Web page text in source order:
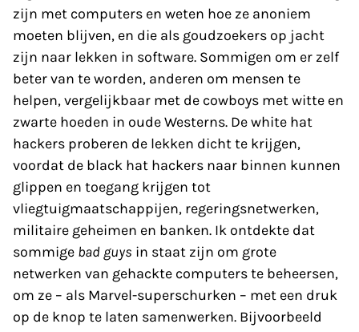
zijn met computers en weten hoe ze anoniem
moeten blijven, en die als goudzoekers op jacht
zijn naar lekken in software. Sommigen om er zelf
beter van te worden, anderen om mensen te
helpen, vergelijkbaar met de cowboys met witte en
zwarte hoeden in oude Westerns. De white hat
hackers proberen de lekken dicht te krijgen,
voordat de black hat hackers naar binnen kunnen
glippen en toegang krijgen tot
vliegtuigmaatschappijen, regeringsnetwerken,
militaire geheimen en banken. Ik ontdekte dat
sommige bad guys in staat zijn om grote
netwerken van gehackte computers te beheersen,
om ze – als Marvel-superschurken – met een druk
op de knop te laten samenwerken. Bijvoorbeeld